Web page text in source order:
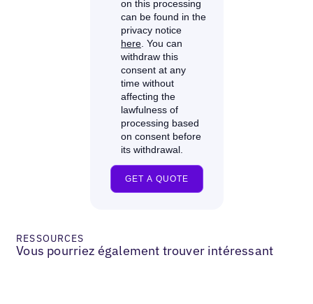
RESSOURCES
Vous pourriez également trouver intéressant